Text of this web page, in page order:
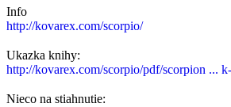
Info
http://kovarex.com/scorpio/
Ukazka knihy:
http://kovarex.com/scorpio/pdf/scorpion ...
Nieco na stiahnutie: